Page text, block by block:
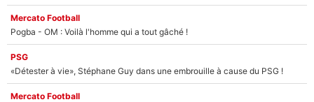
Mercato Football
Pogba - OM : Voilà l'homme qui a tout gâché !
PSG
«Détester à vie», Stéphane Guy dans une embrouille à cause du PSG !
Mercato Football